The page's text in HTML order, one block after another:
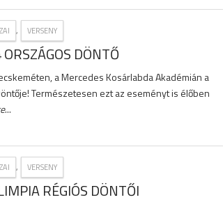
, VERSENY
DÖNTŐ
a Mercedes Kosárlabda Akadémián a
Természetesen ezt az eseményt is élőben
...
, VERSENY
RÉGIÓS DÖNTŐI